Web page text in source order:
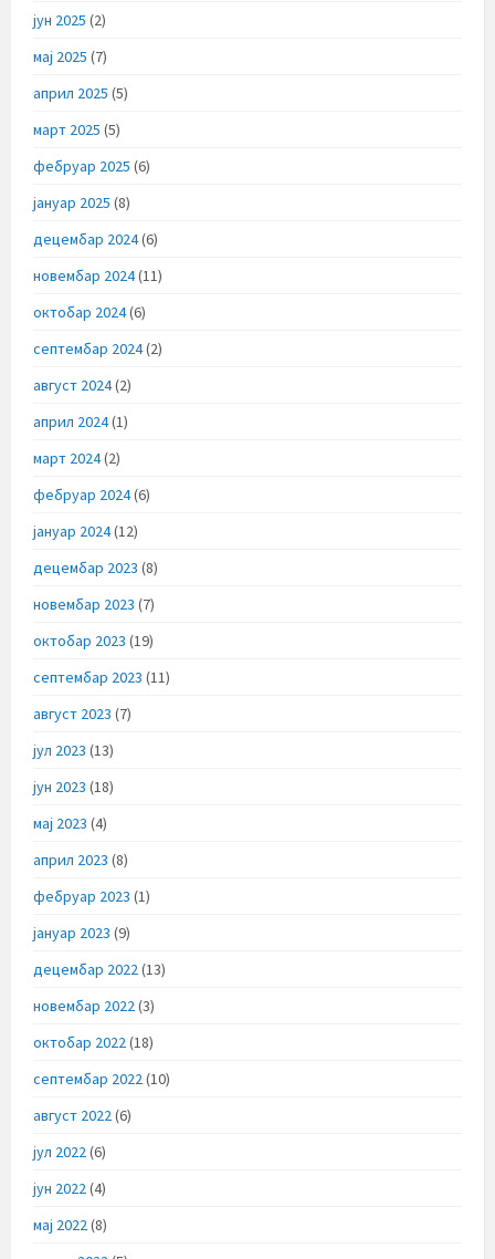
јун 2025 (2)
мај 2025 (7)
април 2025 (5)
март 2025 (5)
фебруар 2025 (6)
јануар 2025 (8)
децембар 2024(6)
новембар 2024(11)
октобар 2024(6)
септембар 2024(2)
август 2024(2)
април 2024(1)
март 2024(2)
фебруар 2024(6)
јануар 2024(12)
децембар 2023 (8)
новембар 2023 (7)
октобар 2023 (19)
септембар 2023 (11)
август 2023 (7)
јул 2023 (13)
јун 2023 (18)
мај 2023 (4)
април 2023 (8)
фебруар 2023 (1)
јануар 2023 (9)
децембар 2022(13)
новембар 2022(3)
октобар 2022(18)
септембар 2022(10)
август 2022(6)
јул 2022(6)
јун 2022(4)
мај 2022(8)